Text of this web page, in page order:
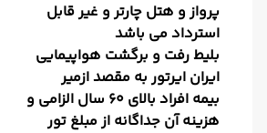
پرواز و هتل چارتر و غیر قابل
استرداد می باشد
بلیط رفت و برگشت هواپیمایی
ایران ایرتور به مقصد ازمیر
بیمه افراد بالای 60 سال الزامی و
هزینه آن جداگانه از مبلغ تور